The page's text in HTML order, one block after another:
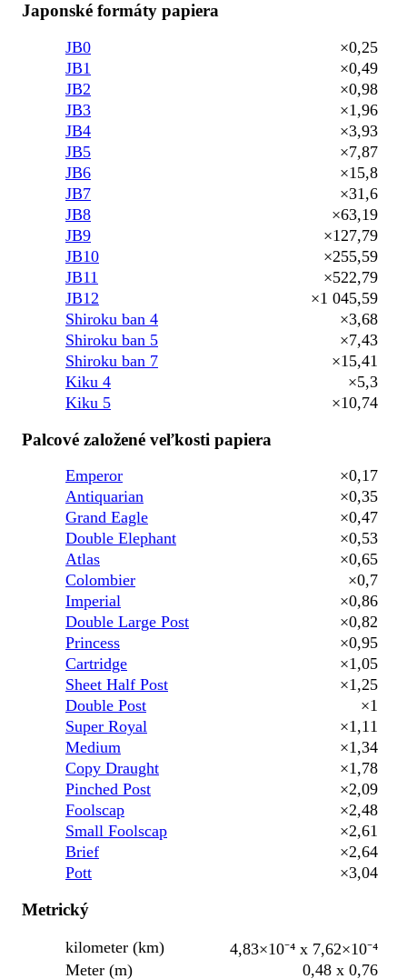
Japonské formáty papiera
JB0
×0,25
JB1
×0,49
JB2
×0,98
JB3
×1,96
JB4
×3,93
JB5
×7,87
JB6
×15,8
JB7
×31,6
JB8
×63,19
JB9
×127,79
JB10
×255,59
JB11
×522,79
JB12
×1 045,59
Shiroku ban 4
×3,68
Shiroku ban 5
×7,43
Shiroku ban 7
×15,41
Kiku 4
×5,3
Kiku 5
×10,74
Palcové založené veľkosti papiera
Emperor
×0,17
Antiquarian
×0,35
Grand Eagle
×0,47
Double Elephant
×0,53
Atlas
×0,65
Colombier
×0,7
Imperial
×0,86
Double Large Post
×0,82
Princess
×0,95
Cartridge
×1,05
Sheet Half Post
×1,25
Double Post
×1
Super Royal
×1,11
Medium
×1,34
Copy Draught
×1,78
Pinched Post
×2,09
Foolscap
×2,48
Small Foolscap
×2,61
Brief
×2,64
Pott
×3,04
Metrický
kilometer (km)
4,83×10⁻⁴ x 7,62×10⁻⁴
Meter (m)
0,48 x 0,76